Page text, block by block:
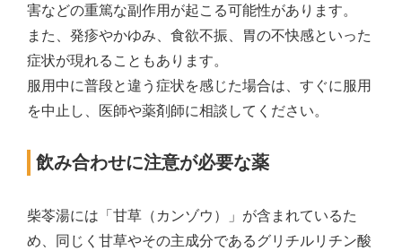
害などの重篤な副作用が起こる可能性があります。
また、発疹やかゆみ、食欲不振、胃の不快感といった
症状が現れることもあります。
服用中に普段と違う症状を感じた場合は、すぐに服用
を中止し、医師や薬剤師に相談してください。
飲み合わせに注意が必要な薬
柴苓湯には「甘草（カンゾウ）」が含まれているた
め、同じく甘草やその主成分であるグリチルリチン酸